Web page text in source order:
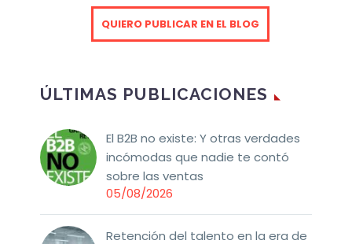
QUIERO PUBLICAR EN EL BLOG
ÚLTIMAS PUBLICACIONES
El B2B no existe: Y otras verdades
incómodas que nadie te contó
sobre las ventas
05/08/2026
Retención del talento en la era de